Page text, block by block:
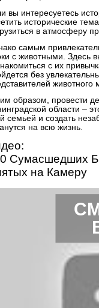
вы интересуетесь
исторические
в атмосферу
самым
с животными. Здесь
с их
без
животного
образом, провести
области –
семьей и создать
на всю жизнь.
Сумасшедших
на Камеру